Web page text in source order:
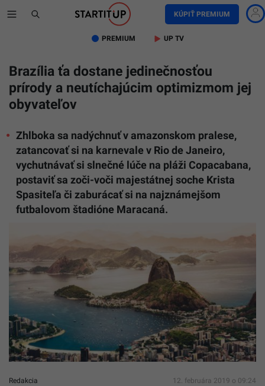
KÚPIŤ PREMIUM
PREMIUM UP TV
Brazília ťa dostane jedinečnosťou
prírody a neutíchajúcim optimizmom jej
obyvateľov
Zhlboka sa nadýchnuť v amazonskom pralese,
zatancovať si na karnevale v Rio de Janeiro,
vychutnávať si slnečné lúče na pláži Copacabana,
postaviť sa zoči-voči majestátnej soche Krista
Spasiteľa či zaburácať si na najznámejšom
futbalovom štadióne Maracaná.
Redakcia 12. februára 2019 o 09:24